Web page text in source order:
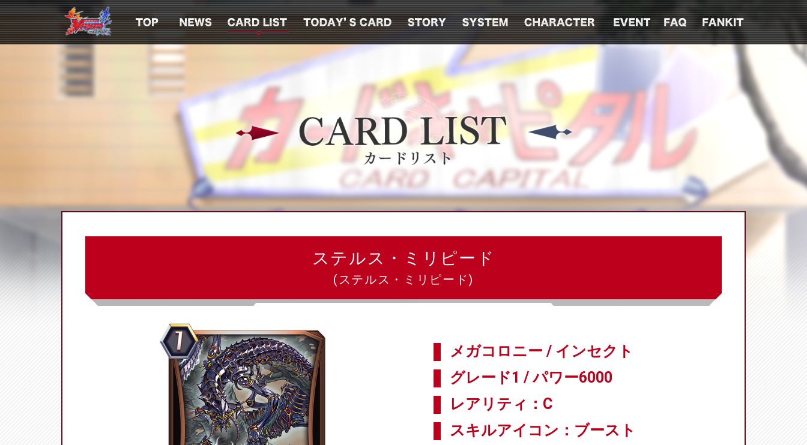
ステルス・ミリピード
(ステルス・ミリピード)
メガコロニー / インセクト
グレード1 / パワー6000
レアリティ：C
スキルアイコン：ブースト